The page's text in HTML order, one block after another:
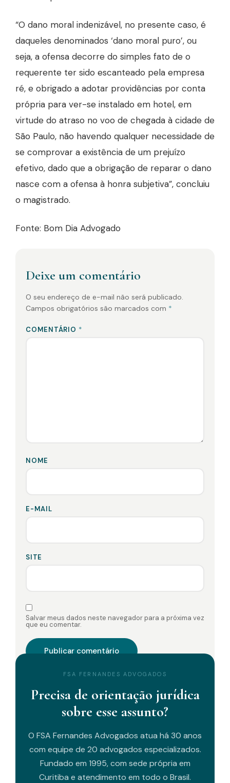
“O dano moral indenizável, no presente caso, é
daqueles denominados ‘dano moral puro’, ou
seja, a ofensa decorre do simples fato de o
requerente ter sido escanteado pela empresa
ré, e obrigado a adotar providências por conta
própria para ver-se instalado em hotel, em
virtude do atraso no voo de chegada à cidade de
São Paulo, não havendo qualquer necessidade de
se comprovar a existência de um prejuízo
efetivo, dado que a obrigação de reparar o dano
nasce com a ofensa à honra subjetiva”, concluiu
o magistrado.
Fonte: Bom Dia Advogado
Deixe um comentário
O seu endereço de e-mail não será publicado.
Campos obrigatórios são marcados com *
COMENTÁRIO *
NOME
E-MAIL
SITE
Salvar meus dados neste navegador para a próxima vez
que eu comentar.
FSA FERNANDES ADVOGADOS
Precisa de orientação jurídica
sobre esse assunto?
O FSA Fernandes Advogados atua há 30 anos
com equipe de 20 advogados especializados.
Fundado em 1995, com sede própria em
Curitiba e atendimento em todo o Brasil.